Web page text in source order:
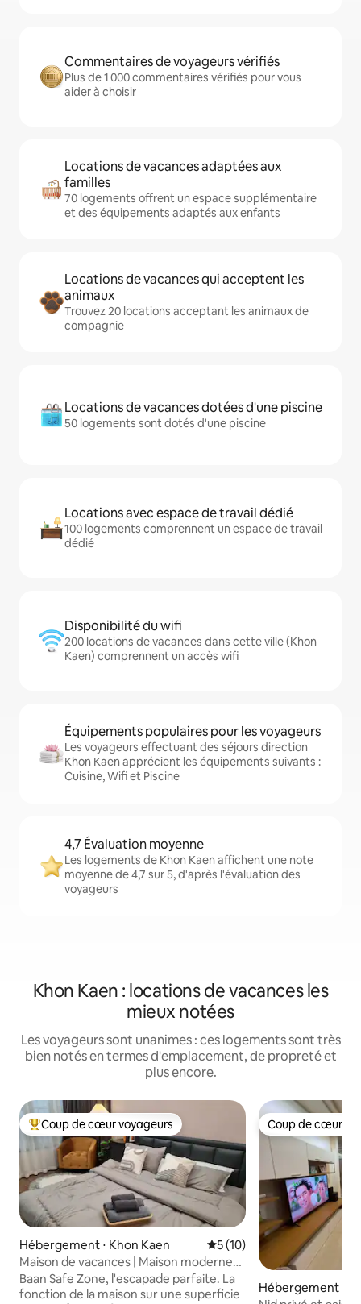
Commentaires de voyageurs vérifiés
Plus de 1 000 commentaires vérifiés pour vous
aider à choisir
Locations de vacances adaptées aux
familles
70 logements offrent un espace supplémentaire
et des équipements adaptés aux enfants
Locations de vacances qui acceptent les
animaux
Trouvez 20 locations acceptant les animaux de
compagnie
Locations de vacances dotées d'une piscine
50 logements sont dotés d'une piscine
Locations avec espace de travail dédié
100 logements comprennent un espace de travail
dédié
Disponibilité du wifi
200 locations de vacances dans cette ville (Khon
Kaen) comprennent un accès wifi
Équipements populaires pour les voyageurs
Les voyageurs effectuant des séjours direction
Khon Kaen apprécient les équipements suivants :
Cuisine, Wifi et Piscine
4,7 Évaluation moyenne
Les logements de Khon Kaen affichent une note
moyenne de 4,7 sur 5, d'après l'évaluation des
voyageurs
Khon Kaen : locations de vacances les
mieux notées
Les voyageurs sont unanimes : ces logements sont très
bien notés en termes d'emplacement, de propreté et
plus encore.
Coups de cœur voyageurs les plus appréciés
Coup de cœur voyageurs
Hébergement ⋅ Khon Kaen Évaluation moyenne sur la
5 (10)
Maison de vacances | Maison moderne
et confortable
Baan Safe Zone, l'escapade parfaite. La
fonction de la maison sur une superficie
Coup de cœur
Coup de cœur
Hébergement ⋅